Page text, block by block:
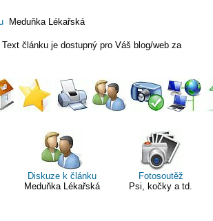
Meduňka Lékařská
Text článku je dostupný pro Váš blog/web za
Diskuze k článku
Meduňka Lékařská
Fotosoutěž
Psi, kočky a td.